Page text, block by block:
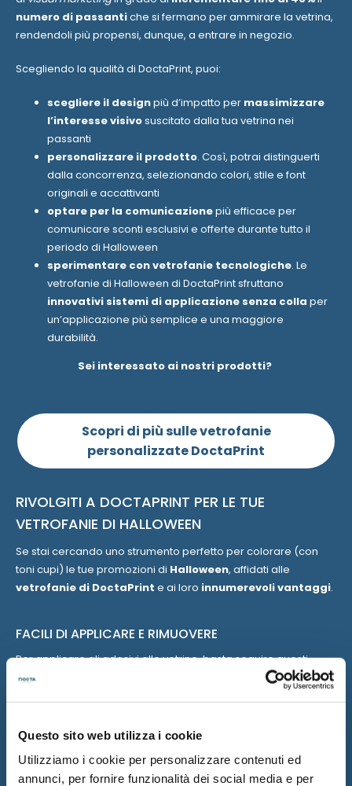
Questo sito web utilizza i cookie
Utilizziamo i cookie per personalizzare contenuti ed
annunci, per fornire funzionalità dei social media e per
numero di passantiche si fermano per ammirare la vetrina,
rendendoli più propensi, dunque, a entrare in negozio.
Scegliendo la qualità di DoctaPrint, puoi:
scegliere il designpiù d’impatto per massimizzare
l’interesse visivosuscitato dalla tua vetrina nei
passanti
personalizzare il prodotto. Così, potrai distinguerti
dalla concorrenza, selezionando colori, stile e font
originali e accattivanti
optare per la comunicazionepiù efficace per
comunicare sconti esclusivi e offerte durante tutto il
periodo di Halloween
sperimentare con vetrofanie tecnologiche. Le
vetrofanie di Halloween di DoctaPrint sfruttano
innovativi sistemi di applicazione senza colla per
un’applicazione più semplice e una maggiore
durabilità.
Sei interessato ai nostri prodotti?
Scopri di più sulle vetrofanie
personalizzate DoctaPrint
RIVOLGITI A DOCTAPRINT PER LE TUE
VETROFANIE DI HALLOWEEN
Se stai cercando uno strumento perfetto per colorare (con
toni cupi) le tue promozioni di Halloween, affidati alle
vetrofanie di DoctaPrint e ai loro innumerevoli vantaggi.
FACILI DI APPLICARE E RIMUOVERE
Per applicare gli adesivi alle vetrine, basta seguire questi
semplici passaggi:
asciuga
accuratamente la superficie;
usa una spatola o uno spillo perrimuovere eventuali